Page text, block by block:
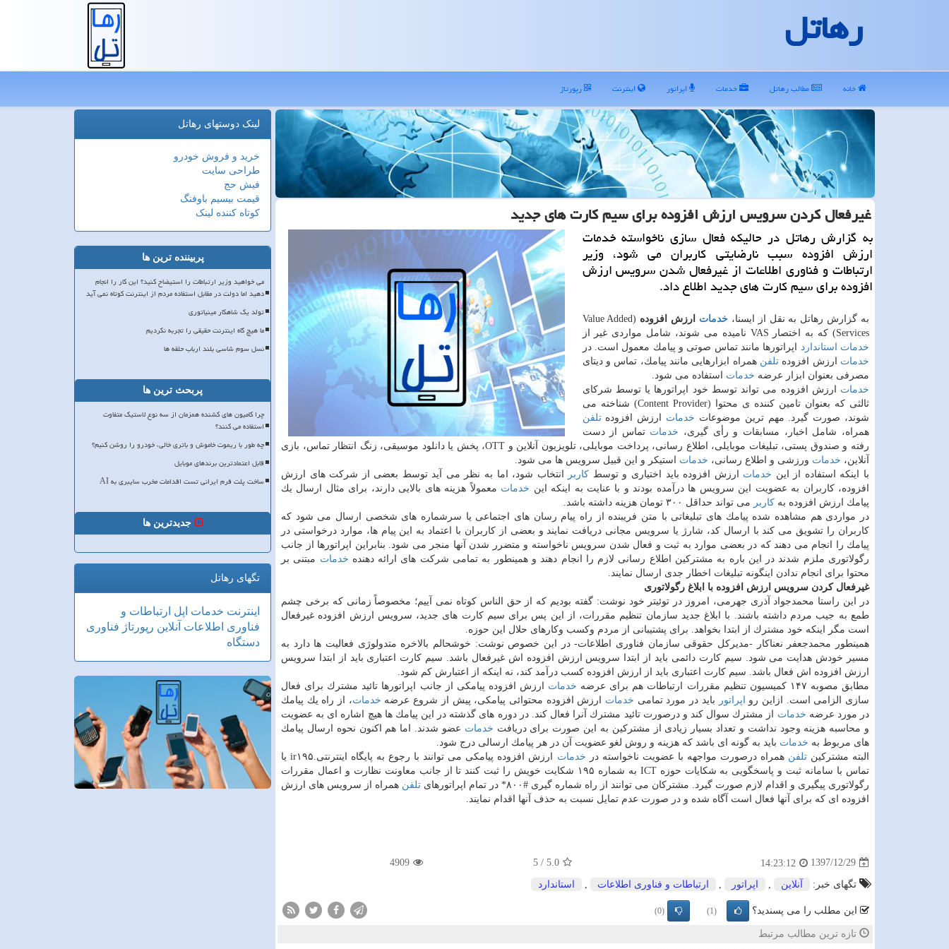
رهاتل
خانه مطالب رهاتل خدمات اپراتور اینترنت رپورتاژ
غیرفعال كردن سرویس ارزش افزوده برای سیم كارت های جدید
به گزارش رهاتل در حالیكه فعال سازی ناخواسته خدمات
ارزش افزوده سبب نارضایتی كاربران می شود، وزیر
ارتباطات و فناوری اطلاعات از غیرفعال شدن سرویس ارزش
افزوده برای سیم كارت های جدید اطلاع داد.
به گزارش رهاتل به نقل از ایسنا،خدمات ارزش افزوده
(Value Added
Services) كه به اختصار VAS نامیده می شوند، شامل مواردی غیر از
خدمات
استاندارد
اپراتورها مانند تماس صوتی و پیامك معمول است. در
خدمات ارزش افزودهتلفن همراه ابزارهایی مانند پیامك، تماس و دیتای
مصرفی بعنوان ابزار عرضه خدمات استفاده می شود.
خدمات ارزش افزوده می تواند توسط خود اپراتورها یا توسط شركای
ثالثی كه بعنوان تامین كننده ی محتوا (Content Provider) شناخته می
شوند، صورت گیرد. مهم ترین موضوعات خدمات ارزش افزودهتلفن
همراه، شامل اخبار، مسابقات و رأی گیری، خدمات تماس از دست
رفته و صندوق پستی، تبلیغات موبایلی، اطلاع رسانی، پرداخت موبایلی، تلویزیون آنلاین و OTT، پخش یا دانلود موسیقی، زنگ انتظار تماس، بازی
آنلاین، خدمات ورزشی و اطلاع رسانی، خدمات استیكر و این قبیل سرویس ها می شود.
با اینكه استفاده از این خدمات ارزش افزوده باید اختیاری و توسط كاربر
انتخاب شود، اما به نظر می آید توسط بعضی از شركت های ارزش
افزوده، كاربران به عضویت این سرویس ها درآمده بودند و با عنایت به اینكه این خدمات معمولاً هزینه های بالایی دارند، برای مثال ارسال یك
پیامك ارزش افزوده به كاربر می تواند حداقل ۳۰۰ تومان هزینه داشته باشد.
در مواردی هم مشاهده شده پیامك های تبلیغاتی با متن فریبنده از راه پیام رسان های اجتماعی یا سرشماره های شخصی ارسال می شود كه
كاربران را تشویق می كند با ارسال كد، شارژ یا سرویس مجانی دریافت نمایند و بعضی از كاربران با اعتماد به این پیام ها، موارد درخواستی در
پیامك را انجام می دهند كه در بعضی موارد به ثبت و فعال شدن سرویس ناخواسته و متضرر شدن آنها منجر می شود. بنابراین اپراتورها از جانب
رگولاتوری ملزم شدند در این باره به مشتركین اطلاع رسانی لازم را انجام دهند و همینطور به تمامی شركت های ارائه دهنده خدمات مبتنی بر
محتوا برای انجام ندادن اینگونه تبلیغات اخطار جدی ارسال نمایند.
غیرفعال كردن سرویس ارزش افزوده با ابلاغ رگولاتوری
در این راستا محمدجواد آذری جهرمی، امروز در توئیتر خود نوشت: گفته بودیم كه از حق الناس كوتاه نمی آییم؛ مخصوصاً زمانی كه برخی چشم
طمع به جیب مردم داشته باشند. با ابلاغ جدید سازمان تنظیم مقررات، از این پس برای سیم كارت های جدید، سرویس ارزش افزوده غیرفعال
است مگر اینكه خود مشترك از ابتدا بخواهد. برای پشتیبانی از مردم وكسب وكارهای حلال این حوزه.
همینطور محمدجعفر نعناكار -مدیركل حقوقی سازمان فناوری اطلاعات- در این خصوص نوشت: خوشحالم بالاخره متدولوژی فعالیت ها دارد به
مسیر خودش هدایت می شود. سیم كارت دائمی باید از ابتدا سرویس ارزش افزوده اش غیرفعال باشد. سیم كارت اعتباری باید از ابتدا سرویس
ارزش افزوده اش فعال باشد. سیم كارت اعتباری باید از ارزش افزوده كسب درآمد كند، نه اینكه از اعتبارش كم شود.
مطابق مصوبه ۱۴۷ كمیسیون تنظیم مقررات ارتباطات هم برای عرضه
خدمات ارزش افزوده پیامكی از جانب اپراتورها تائید مشترك برای فعال
سازی الزامی است. ازاین رو
اپراتور باید در مورد تمامی خدمات ارزش افزوده محتوائی پیامكی، پیش از شروع عرضه خدمات، از راه یك پیامك
در مورد عرضه خدمات از مشترك سوال كند و درصورت تائید مشترك آنرا فعال كند. در دوره های گذشته در این پیامك ها هیچ اشاره ای به عضویت
و محاسبه هزینه وجود نداشت و تعداد بسیار زیادی از مشتركین به این صورت برای دریافت خدمات عضو شدند. اما هم اكنون نحوه ارسال پیامك
های مربوط به خدمات باید به گونه ای باشد كه هزینه و روش لغو عضویت آن در هر پیامك ارسالی درج شود.
البته مشتركینتلفن همراه درصورت مواجهه با عضویت ناخواسته در خدمات
ارزش افزوده پیامكی می توانند با رجوع به پایگاه اینترنتی.ir۱۹۵ یا
تماس با سامانه ثبت و پاسخگویی به شكایات حوزه ICT به شماره ۱۹۵ شكایت خویش را ثبت كنند تا از جانب معاونت نظارت و اعمال مقررات
رگولاتوری پیگیری و اقدام لازم صورت گیرد. مشتركان می توانند از راه شماره گیری #۸۰۰* در تمام اپراتورهای
تلفن همراه از سرویس های ارزش
افزوده ای كه برای آنها فعال است آگاه شده و در صورت عدم تمایل نسبت به حذف آنها اقدام نمایند.
1397/12/29
14:23:12
5.0
/
5
4909
تگهای خبر: آنلاین اپراتور ارتباطات و فناوری اطلاعات استاندارد
این مطلب را می پسندید؟ (1)
(0)
تازه ترین مطالب مرتبط
لینک دوستهای رهاتل
خرید و فروش خودرو
طراحی سایت
فیش حج
قیمت بیسیم باوفنگ
کوتاه کننده لینک
پربیننده ترین ها
می خواهید وزیر ارتباطات را استیضاح کنید؟ این کار را انجام
دهید اما دولت در مقابل استفاده مردم از اینترنت کوتاه نمی آید
تولد یک شاهکار مینیاتوری
ما هیچ گاه اینترنت حقیقی را تجربه نکردیم
نسل سوم شاسی بلند ارباب حلقه ها
پربحث ترین ها
چرا کامیون های کشنده همزمان از سه نوع لاستیک متفاوت
استفاده می کنند؟
چه طور با ریموت خاموش و باتری خالی، خودرو را روشن کنیم؟
قابل اعتمادترین برندهای موبایل
ساخت پلت فرم ایرانی تست اقدامات مخرب سایبری به AI
جدیدترین ها
تگهای رهاتل
اینترنت خدمات اپل ارتباطات و
فناوری اطلاعات آنلاین رپورتاژ فناوری
دستگاه